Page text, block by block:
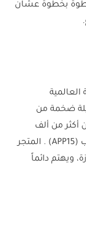
بخطوة عشان
العالمية
ضخمة من
أكثر من ألف
مصمم عالمي ومحلي مع كود خصم شوب بوب (APP15) . المتجر
ويهتم دائماً